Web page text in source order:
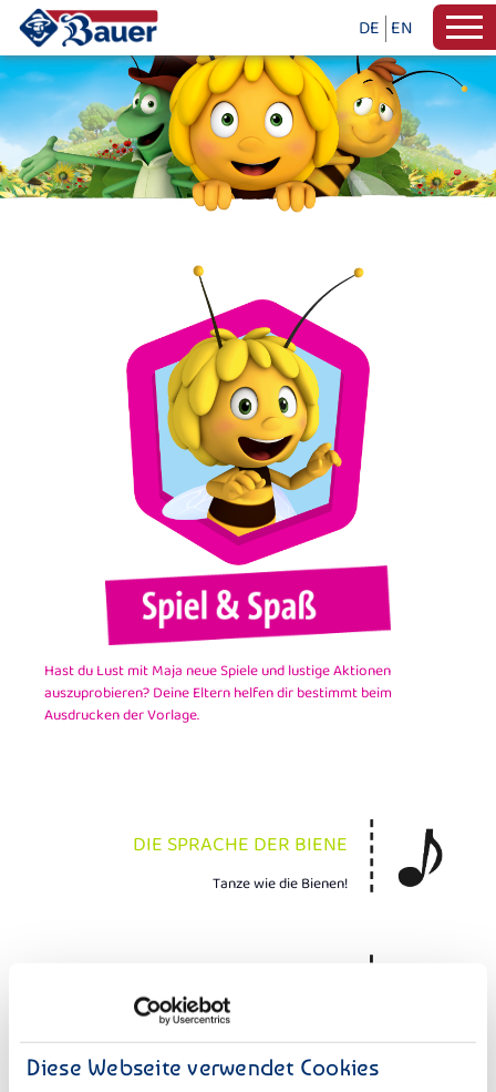
Diese Webseite verwendet Cookies
DE EN
Hast du Lust mit Maja neue Spiele und lustige Aktionen
auszuprobieren? Deine Eltern helfen dir bestimmt beim
Ausdrucken der Vorlage.
DIE SPRACHE DER BIENE
Tanze wie die Bienen!
Wo leben Bienen? Baue einen Nistkasten.